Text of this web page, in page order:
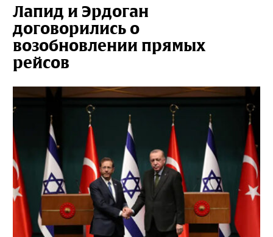
Лапид и Эрдоган
договорились о
возобновлении прямых
рейсов